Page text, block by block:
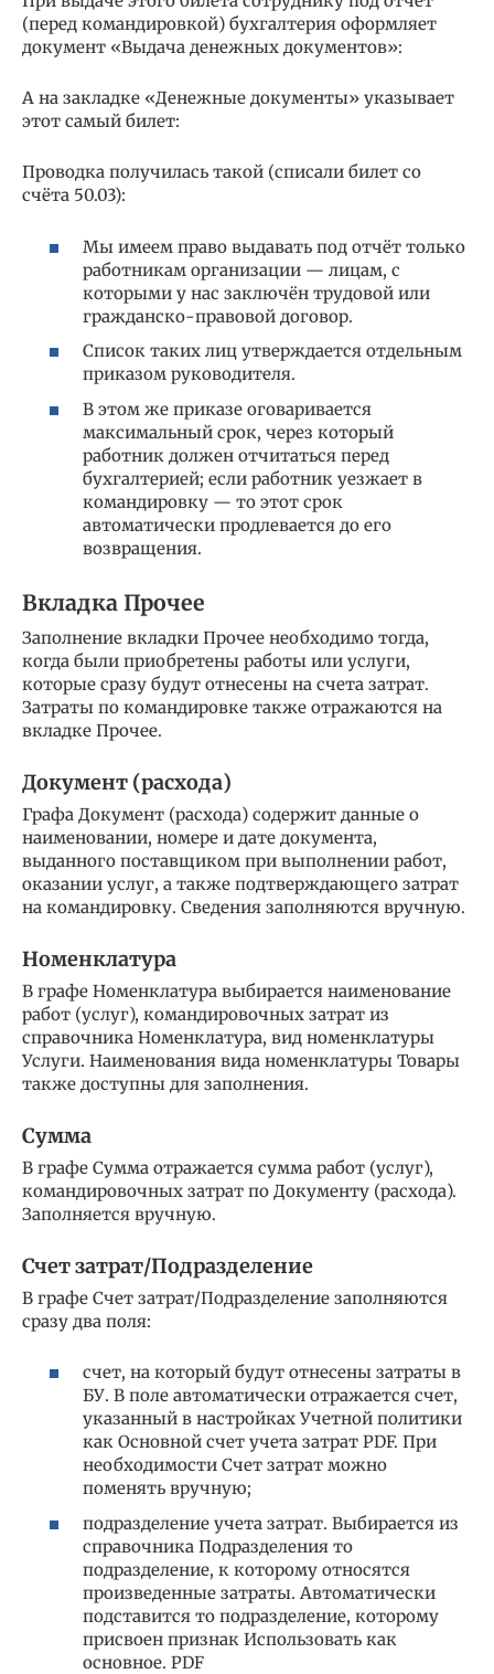
(перед командировкой) бухгалтерия оформляет
документ «Выдача денежных документов»:
А на закладке «Денежные документы» указывает
этот самый билет:
Проводка получилась такой (списали билет со
счёта 50.03):
Мы имеем право выдавать под отчёт только
работникам организации — лицам, с
которыми у нас заключён трудовой или
гражданско-правовой договор.
Список таких лиц утверждается отдельным
приказом руководителя.
В этом же приказе оговаривается
максимальный срок, через который
работник должен отчитаться перед
бухгалтерией; если работник уезжает в
командировку — то этот срок
автоматически продлевается до его
возвращения.
Вкладка Прочее
Заполнение вкладки Прочее необходимо тогда,
когда были приобретены работы или услуги,
которые сразу будут отнесены на счета затрат.
Затраты по командировке также отражаются на
вкладке Прочее.
Документ (расхода)
Графа Документ (расхода) содержит данные о
наименовании, номере и дате документа,
выданного поставщиком при выполнении работ,
оказании услуг, а также подтверждающего затрат
на командировку. Сведения заполняются вручную.
Номенклатура
В графе Номенклатура выбирается наименование
работ (услуг), командировочных затрат из
справочника Номенклатура, вид номенклатуры
Услуги. Наименования вида номенклатуры Товары
также доступны для заполнения.
Сумма
В графе Сумма отражается сумма работ (услуг),
командировочных затрат по Документу (расхода).
Заполняется вручную.
Счет затрат/Подразделение
В графе Счет затрат/Подразделение заполняются
сразу два поля:
счет, на который будут отнесены затраты в
БУ. В поле автоматически отражается счет,
указанный в настройках Учетной политики
как Основной счет учета затрат PDF. При
необходимости Счет затрат можно
поменять вручную;
подразделение учета затрат. Выбирается из
справочника Подразделения то
подразделение, к которому относятся
произведенные затраты. Автоматически
подставится то подразделение, которому
присвоен признак Использовать как
основное. PDF